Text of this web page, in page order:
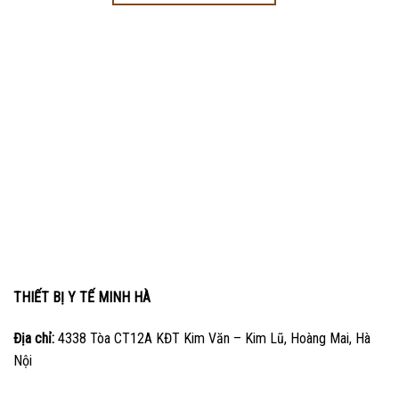
THIẾT BỊ Y TẾ MINH HÀ
Địa chỉ: 4338 Tòa CT12A KĐT Kim Văn – Kim Lũ, Hoàng Mai, Hà
Nội